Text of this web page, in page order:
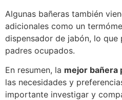
Algunas bañeras también
adicionales como un
dispensador de jabón, lo que
padres ocupados.
En resumen, la mejor bañera
las necesidades y
importante investigar y